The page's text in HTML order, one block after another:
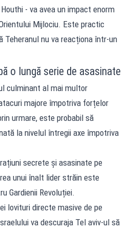
- va avea un impact enorm
Mijlociu. Este practic
Teheranul nu va reacționa într-un
o lungă serie de asasinate
culminant al mai multor
majore împotriva forțelor
urmare, este probabil să
la nivelul întregii axe împotriva
secrete și asasinate pe
unui înalt lider străin este
Gardienii Revoluției.
lovituri directe masive de pe
va descuraja Tel aviv-ul să